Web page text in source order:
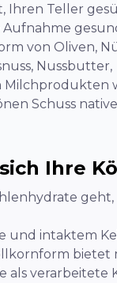
Ihren Teller
Aufnahme
von Oliven,
Nussbutter,
Schuss
Ihre
geht,
und intaktem
bietet
als verarbeitete